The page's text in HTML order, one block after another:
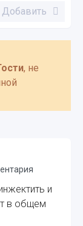
Добавить
, не
и
в общем